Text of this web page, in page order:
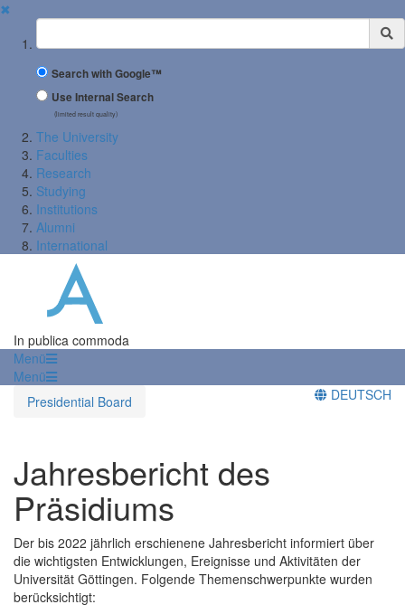
✖
Suchbegriff
Search with Google™
Use Internal Search
(limited result quality)
The University
Faculties
Research
Studying
Institutions
Alumni
International
In publica commoda
Menü
Menü
Presidential Board
DEUTSCH
Jahresbericht des
Präsidiums
Der bis 2022 jährlich erschienene Jahresbericht informiert über
die wichtigsten Entwicklungen, Ereignisse und Aktivitäten der
Universität Göttingen. Folgende Themenschwerpunkte wurden
berücksichtigt: